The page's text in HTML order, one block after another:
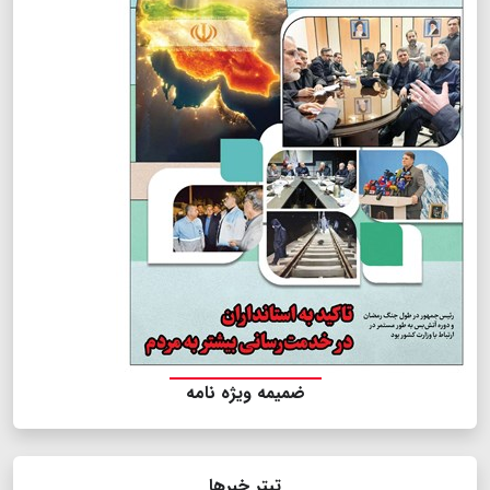
ضمیمه ویژه نامه